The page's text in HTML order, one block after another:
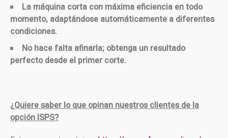
La máquina corta con máxima eficiencia en todo
momento, adaptándose automáticamente a diferentes
condiciones.
No hace falta afinarla; obtenga un resultado
perfecto desde el primer corte.
¿Quiere saber lo que opinan nuestros clientes de la
opción ISPS?